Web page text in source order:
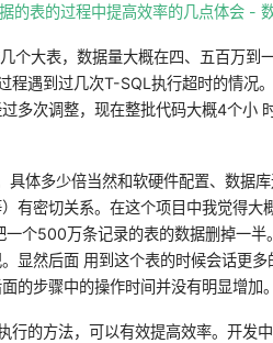
的表的过程中提高效率的几点体会 -
个大表，数据量大概在四、五百万到
程遇到过几次T-SQL执行超时的情况
多次调整，现在整批代码大概4个小
具体多少倍当然和软硬件配置、数据
有密切关系。在这个项目中我觉得大
个500万条记录的表的数据删掉一半
显然后面 用到这个表的时候会话更
的步骤中的操作时间并没有明显增加。
行的方法，可以有效提高效率。开发